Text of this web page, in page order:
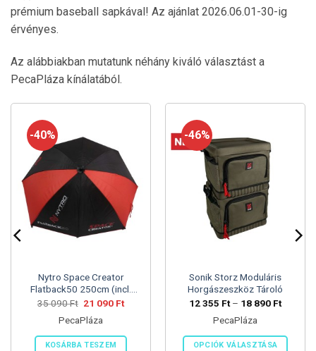
prémium baseball sapkával! Az ajánlat 2026.06.01-30-ig
érvényes.
Az alábbiakban mutatunk néhány kiváló választást a
PecaPláza kínálatából.
-40%
Nytro Space Creator
Flatback50 250cm (incl.
Pegs)
35 090Ft Original
was:
090 Ft.
21 090 FtCurrent
090 Ft.
PecaPláza
KOSÁRBA TESZEM
-46%
Sonik Storz Moduláris
Horgászeszköz Tároló
12 355 Ft – 18 890 Ft
18
PecaPláza
OPCIÓK VÁLASZTÁSA